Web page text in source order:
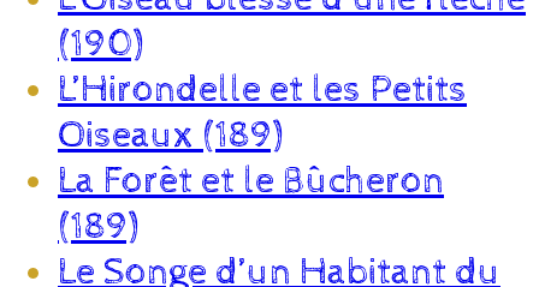
(190)
L’Hirondelle et les Petits
Oiseaux (189)
La Forêt et le Bûcheron
(189)
Le Songe d’un Habitant du